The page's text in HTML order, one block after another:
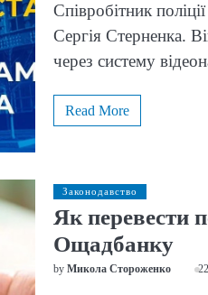
Співробітник
Сергія Стерненка.
через систему
Read More
Законодавство
Як перевести
Ощадбанку
by Микола Стороженко